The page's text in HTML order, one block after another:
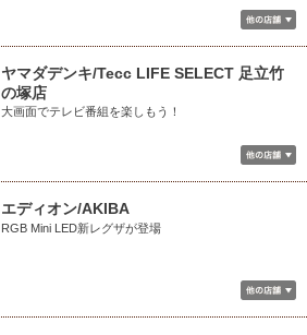
ヤマダデンキ/Tecc LIFE SELECT 足立竹
の塚店
大画面でテレビ番組を楽しもう！
エディオン/AKIBA
RGB Mini LED新レグザが登場